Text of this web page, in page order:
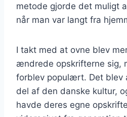
metode gjorde det muligt
når man var langt fra
I takt med at ovne blev
ændrede opskrifterne sig,
forblev populært. Det blev
del af den danske kultur,
havde deres egne